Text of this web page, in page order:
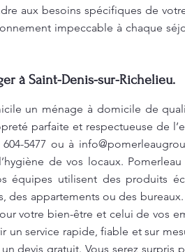
aux besoins spécifiques de
impeccable à chaque
à Saint-Denis-sur-Richelieu.
un ménage à domicile de
parfaite et respectueuse de
5477 ou à
de vos locaux.
équipes utilisent des produits
appartements ou des
votre bien-être et celui de vos
service rapide, fiable et sur
devis gratuit. Vous serez surpris